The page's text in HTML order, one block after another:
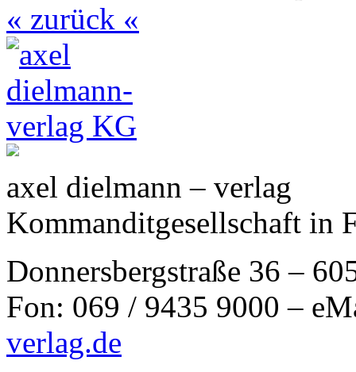
« zurück «
axel dielmann – verlag
Kommanditgesellschaft in
Donnersbergstraße 36 –
Fon: 069 / 9435 9000 –
verlag.de